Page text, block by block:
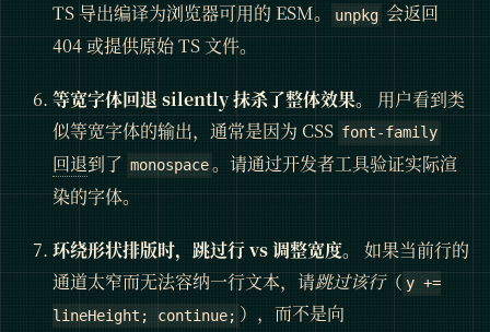
TS 导出编译为浏览器可用的 ESM。
unpkg 会返回
404 或提供原始 TS 文件。
等宽字体回退 silently 抹杀了整体效果。
用户看到类
似等宽字体的输出，通常是因为 CSS font-family
回退到了 monospace 。请通过开发者工具验证实际渲
染的字体。
环绕形状排版时，跳过行 vs 调整宽度。
如果当前行的
通道太窄而无法容纳一行文本，请跳过该行（y +=
lineHeight; continue; ），而不是向